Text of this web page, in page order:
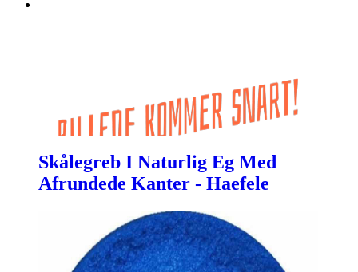
Skålegreb I Naturlig Eg Med
Afrundede Kanter - Haefele